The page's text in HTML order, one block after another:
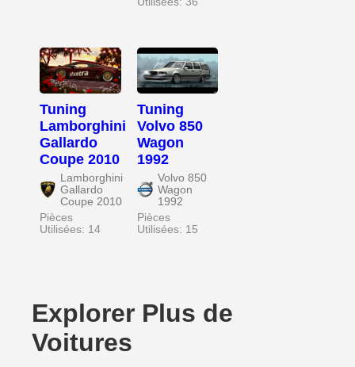
Tuning
Lamborghini
Gallardo
Coupe 2010
Lamborghini
Gallardo
Coupe 2010
Pièces
Utilisées: 14
Tuning
Volvo 850
Wagon
1992
Volvo 850
Wagon
1992
Pièces
Utilisées: 15
Explorer Plus de
Voitures